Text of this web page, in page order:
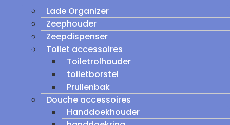
Lade Organizer
Zeephouder
Zeepdispenser
Toilet accessoires
Toiletrolhouder
toiletborstel
Prullenbak
Douche accessoires
Handdoekhouder